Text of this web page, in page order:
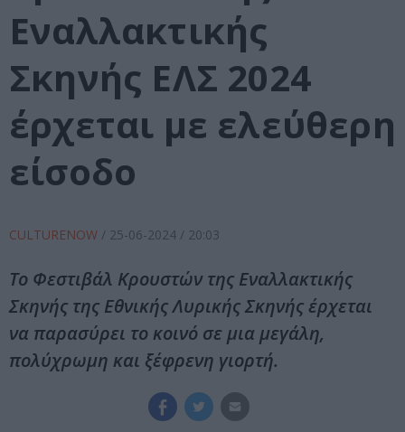
Εναλλακτικής
Σκηνής ΕΛΣ 2024
έρχεται με ελεύθερη
είσοδο
CULTURENOW / 25-06-2024 / 20:03
Το Φεστιβάλ Κρουστών της Εναλλακτικής
Σκηνής της Εθνικής Λυρικής Σκηνής έρχεται
να παρασύρει το κοινό σε μια μεγάλη,
πολύχρωμη και ξέφρενη γιορτή.